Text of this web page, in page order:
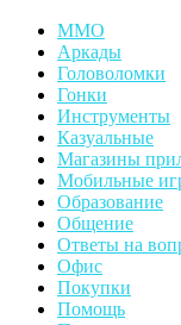
MMO
Аркады
Головоломки
Гонки
Инструменты
Казуальные
Магазины
Мобильные
Образование
Общение
Ответы на
Офис
Покупки
Помощь